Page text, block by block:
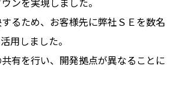
るため、お客様先に弊社ＳＥを数名
用しました。
有を行い、開発拠点が異なることに